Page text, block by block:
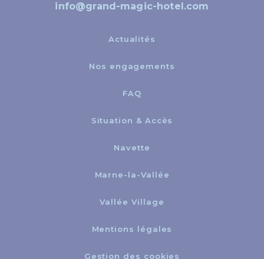
info@grand-magic-hotel.com
Actualités
Nos engagements
FAQ
Situation & Accès
Navette
Marne-la-Vallée
Vallée Village
Mentions légales
Gestion des cookies